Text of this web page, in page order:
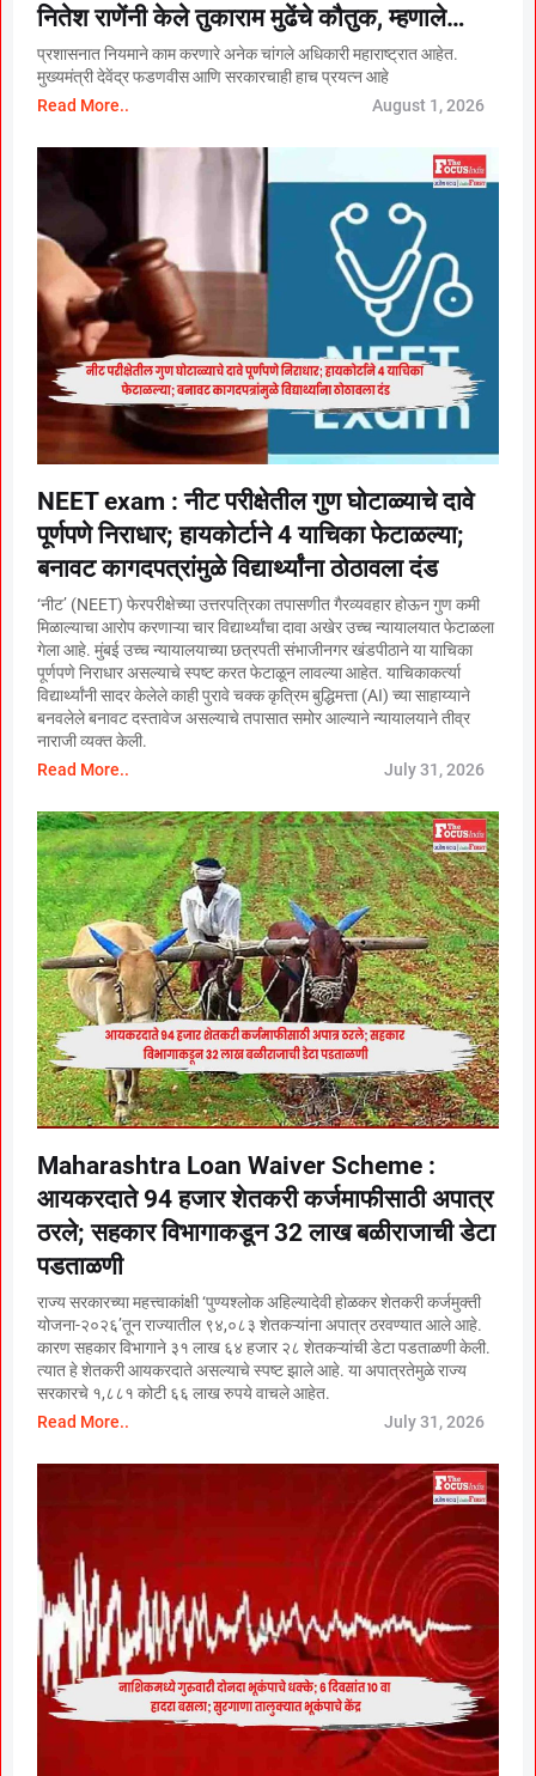
नितेश राणेंनी केले तुकाराम मुढेंचे कौतुक, म्हणाले…
प्रशासनात नियमाने काम करणारे अनेक चांगले अधिकारी महाराष्ट्रात आहेत.
मुख्यमंत्री देवेंद्र फडणवीस आणि सरकारचाही हाच प्रयत्न आहे
Read More..
August 1, 2026
NEET exam : नीट परीक्षेतील गुण घोटाळ्याचे दावे
पूर्णपणे निराधार; हायकोर्टाने 4 याचिका फेटाळल्या;
बनावट कागदपत्रांमुळे विद्यार्थ्यांना ठोठावला दंड
‘नीट’ (NEET) फेरपरीक्षेच्या उत्तरपत्रिका तपासणीत गैरव्यवहार होऊन गुण कमी
मिळाल्याचा आरोप करणाऱ्या चार विद्यार्थ्यांचा दावा अखेर उच्च न्यायालयात फेटाळला
गेला आहे. मुंबई उच्च न्यायालयाच्या छत्रपती संभाजीनगर खंडपीठाने या याचिका
पूर्णपणे निराधार असल्याचे स्पष्ट करत फेटाळून लावल्या आहेत. याचिकाकर्त्या
विद्यार्थ्यांनी सादर केलेले काही पुरावे चक्क कृत्रिम बुद्धिमत्ता (AI) च्या साहाय्याने
बनवलेले बनावट दस्तावेज असल्याचे तपासात समोर आल्याने न्यायालयाने तीव्र
नाराजी व्यक्त केली.
Read More..
July 31, 2026
Maharashtra Loan Waiver Scheme :
आयकरदाते 94 हजार शेतकरी कर्जमाफीसाठी अपात्र
ठरले; सहकार विभागाकडून 32 लाख बळीराजाची डेटा
पडताळणी
राज्य सरकारच्या महत्त्वाकांक्षी ‘पुण्यश्लोक अहिल्यादेवी होळकर शेतकरी कर्जमुक्ती
योजना-२०२६’तून राज्यातील ९४,०८३ शेतकऱ्यांना अपात्र ठरवण्यात आले आहे.
कारण सहकार विभागाने ३१ लाख ६४ हजार २८ शेतकऱ्यांची डेटा पडताळणी केली.
त्यात हे शेतकरी आयकरदाते असल्याचे स्पष्ट झाले आहे. या अपात्रतेमुळे राज्य
सरकारचे १,८८१ कोटी ६६ लाख रुपये वाचले आहेत.
Read More..
July 31, 2026